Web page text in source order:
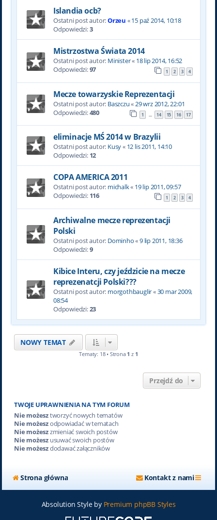
Islandia ocb?
Ostatni post autor:Orzeu «15 paź 2014, 10:18
Odpowiedzi:3
Mistrzostwa Świata 2014
Ostatni post autor: Minister« 18 lip 2014, 16:52
Odpowiedzi:97 1 2 3 4
Mecze towarzyskie Reprezentacji
Ostatni post autor: Baszczu«29 wrz 2012, 22:01
Odpowiedzi:480 1 … 14 15 16 17
eliminacje MŚ 2014 w Brazylii
Ostatni post autor: Kusy« 12 lis 2011, 14:10
Odpowiedzi: 12
COPA AMERICA 2011
Ostatni post autor: michalk« 19 lip 2011, 09:57
Odpowiedzi: 116 1 2 3 4
Archiwalne mecze reprezentacji
Polski
Ostatni post autor: Dominho«9 lip 2011, 18:36
Odpowiedzi:9
Kibice Interu, czy jeździcie na mecze
reprezenatcji Polski???
Ostatni post autor: morgothbauglir«30 mar 2009,
08:54
Odpowiedzi:23
NOWY TEMAT
Tematy: 18 • Strona 1 z 1
Przejdź do
TWOJE UPRAWNIENIA NA TYM FORUM
Nie możesztworzyć nowych tematów
Nie możeszodpowiadać w tematach
Nie możeszzmieniać swoich postów
Nie możeszusuwać swoich postów
Nie możeszdodawać załączników
Strona główna Kontakt z nami
Absolution Style by Premium phpBB Styles